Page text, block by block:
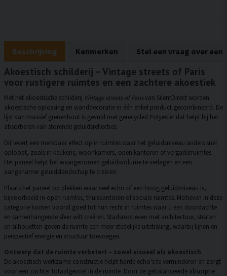
Beschrijving Kenmerken Stel een vraag over een
Akoestisch schilderij – Vintage streets of Paris
voor rustigere ruimtes en een zachtere akoestiek
Met het akoestische schilderij Vintage streets of Parisvan SilentDirect worden
akoestische oplossing en wanddecoratie in één enkel product gecombineerd. De
lijst van massief grenenhout is gevuld met gerecycled Polyester dat helpt bij het
absorberen van storende geluidsreflecties.
Dit levert een merkbaar effect op in ruimtes waar het geluidsniveau anders snel
oploopt, zoals in keukens, woonkamers, open kantoren of vergaderruimtes.
Het paneel helpt het waargenomen geluidsvolume te verlagen en een
aangenamer geluidslandschap te creëren.
Plaats het paneel op plekken waar veel echo of een hoog geluidsniveau is,
bijvoorbeeld in open ruimtes, thuiskantoren of sociale ruimtes. Motieven in deze
categorie komen vooral goed tot hun recht in ruimtes waar u een doordachte
en samenhangende sfeer wilt creëren. Stadsmotieven met architectuur, straten
en silhouetten geven de ruimte een meer stedelijke uitstraling, waarbij lijnen en
perspectief energie en structuur toevoegen.
Ontwerp dat de ruimte verbetert – zowel visueel als akoestisch
De akoestisch werkzame constructie helpt harde echo's te verminderen en zorgt
voor een zachter totaalgevoel in de ruimte. Door de gebalanceerde absorptie